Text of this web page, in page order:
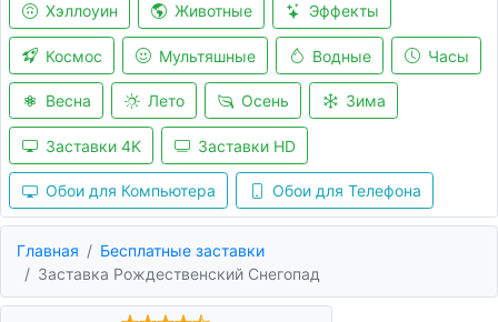
Хэллоуин Животные Эффекты
Космос Мультяшные Водные Часы
Весна Лето Осень Зима
Заставки 4K Заставки HD
Обои для Компьютера Обои для Телефона
Главная
Бесплатные заставки
Заставка Рождественский Снегопад